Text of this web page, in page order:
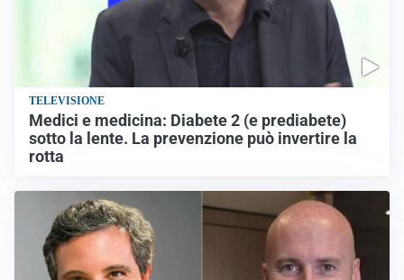
TELEVISIONE
Medici e medicina: Diabete 2 (e prediabete)
sotto la lente. La prevenzione può invertire la
rotta